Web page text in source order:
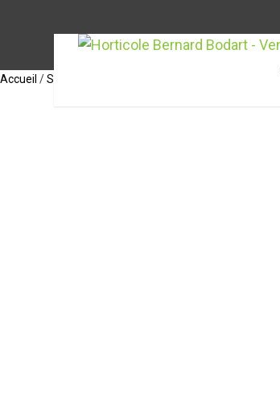
Accueil /STIHL Accessoires Accessoires pour scies